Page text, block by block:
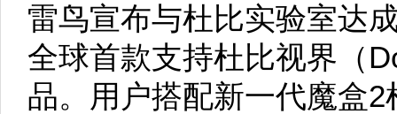
雷鸟宣布与杜比实验室达
全球首款支持杜比视界（
品。用户搭配新一代魔盒